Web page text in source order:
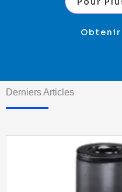
Derniers Articles